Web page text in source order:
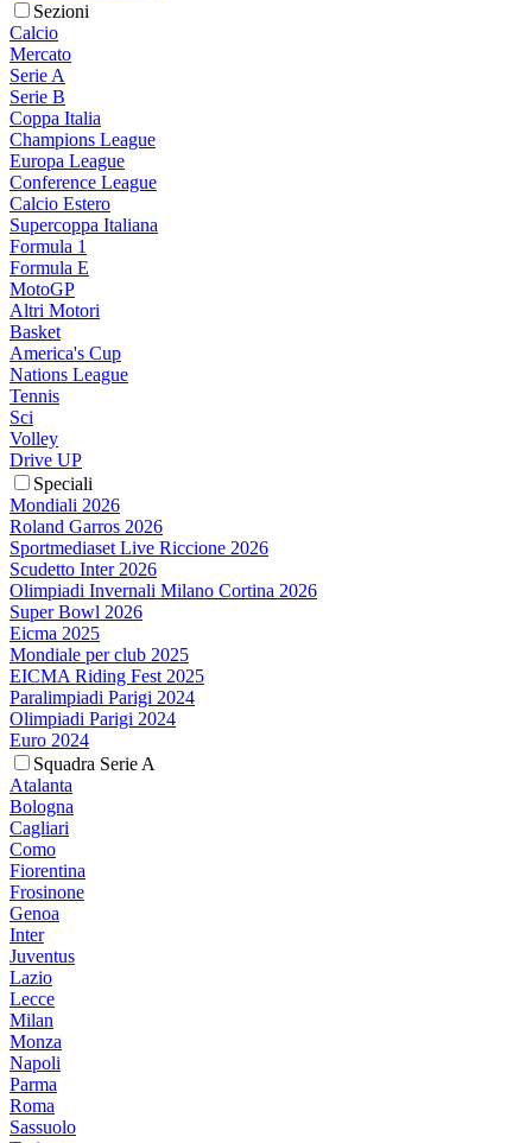
Sezioni
Calcio
Mercato
Serie A
Serie B
Coppa Italia
Champions League
Europa League
Conference League
Calcio Estero
Supercoppa Italiana
Formula 1
Formula E
MotoGP
Altri Motori
Basket
America's Cup
Nations League
Tennis
Sci
Volley
Drive UP
Speciali
Mondiali 2026
Roland Garros 2026
Sportmediaset Live Riccione 2026
Scudetto Inter 2026
Olimpiadi Invernali Milano Cortina 2026
Super Bowl 2026
Eicma 2025
Mondiale per club 2025
EICMA Riding Fest 2025
Paralimpiadi Parigi 2024
Olimpiadi Parigi 2024
Euro 2024
Squadra Serie A
Atalanta
Bologna
Cagliari
Como
Fiorentina
Frosinone
Genoa
Inter
Juventus
Lazio
Lecce
Milan
Monza
Napoli
Parma
Roma
Sassuolo